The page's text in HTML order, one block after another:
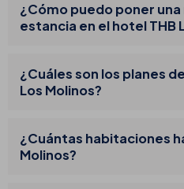
¿Cómo puedo poner
estancia en el hotel THB
¿Cuáles son los planes
Los Molinos?
¿Cuántas habitaciones
Molinos?